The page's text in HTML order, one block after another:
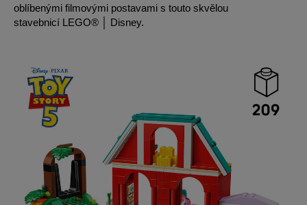
oblíbenými filmovými postavami s touto skvělou
stavebnicí LEGO® │ Disney.